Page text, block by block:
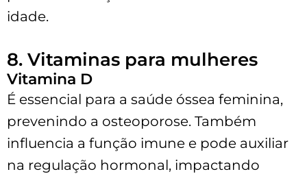
idade.
8. Vitaminas para mulheres
Vitamina D
É essencial para a saúde óssea feminina,
prevenindo a osteoporose. Também
influencia a função imune e pode auxiliar
na regulação hormonal, impactando